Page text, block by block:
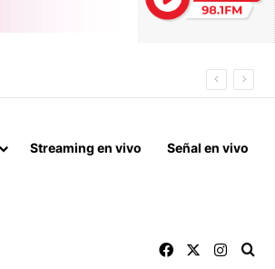
Streaming en vivo Señal en vivo
Facebook